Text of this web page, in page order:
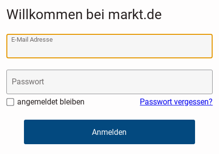
Willkommen bei markt.de
E-Mail Adresse
Passwort
angemeldet bleiben Passwort vergessen?
Anmelden